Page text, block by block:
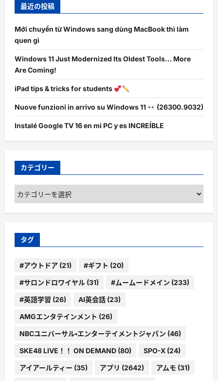
最近の投稿
Mới chuyển từ Windows sang dùng MacBook thì làm
quen gì
Windows 11 Just Modernized Its Oldest Tools… More
Are Coming!
iPad tips & tricks for students
Nuove funzioni in arrivo su Windows 11 (26300.9032)
Instalé Google TV 16 en mi PC y es INCREÍBLE
カテゴリー
カ
テ
ゴ
ー
タグ
#アウトドア (21) #ギフト (20)
#サロンドロワイヤル (31) #ムームードメイン (233)
#英語学習 (26) AI英会話 (23)
AMGエンタテインメント (26)
NBCユニバーサル・エンターテイメントジャパン (46)
SKE48 LIVE！！ ON DEMAND (80) SPO-X (24)
アイアールティー (35) アプリ (2642) アムモ (31)